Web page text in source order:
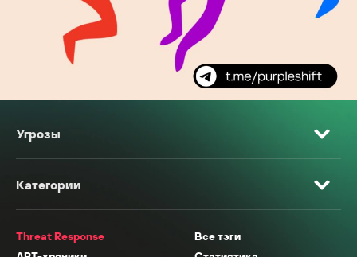
Угрозы
Категории
Threat Response
Все тэги